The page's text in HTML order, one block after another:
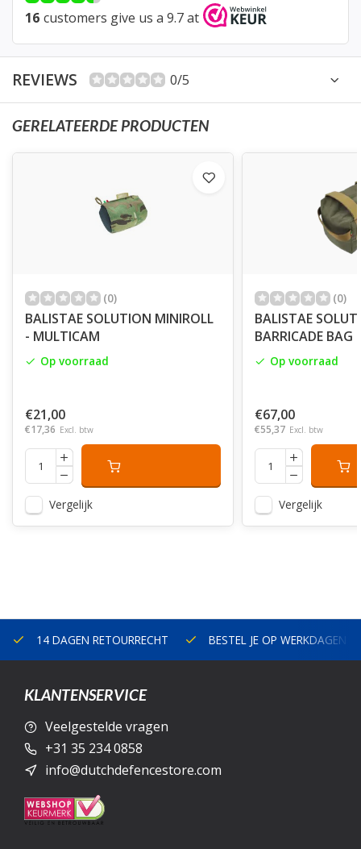
16 customers give us a 9.7 at
REVIEWS 0/5
GERELATEERDE PRODUCTEN
(0)
BALISTAE SOLUTION MINIROLL
- MULTICAM
Op voorraad
€21,00
€17,36 Excl. btw
Vergelijk
(0)
BALISTAE
BARRICADE BAG
Op voorraad
€67,00
€55,37 Excl. btw
Vergelijk
14 DAGEN RETOURRECHT BESTEL JE OP WERKDAGEN
KLANTENSERVICE
Veelgestelde vragen
+31 35 234 0858
info@dutchdefencestore.com